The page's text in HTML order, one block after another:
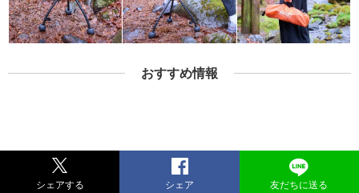
おすすめ情報
シェアする シェア 友だちに送る